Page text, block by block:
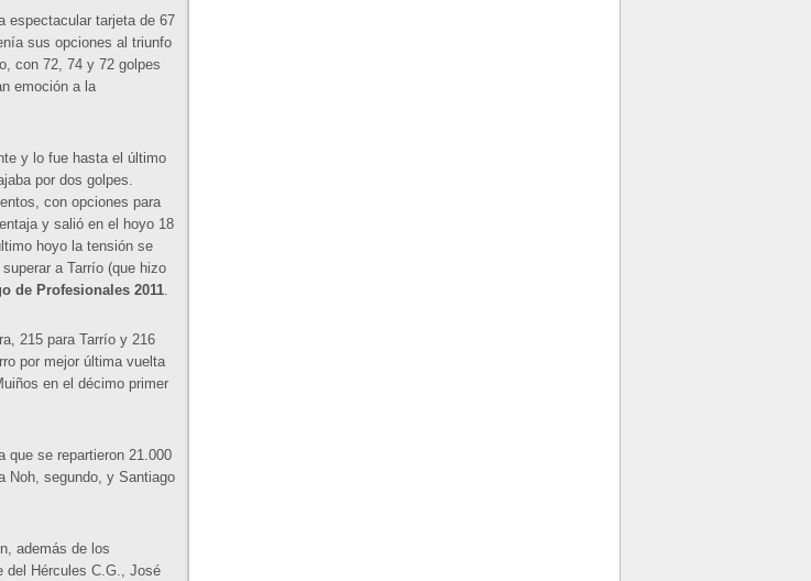
espectacular tarjeta de 67
sus opciones al triunfo
con 72, 74 y 72 golpes
emoción a la
y lo fue hasta el último
por dos golpes.
con opciones para
y salió en el hoyo 18
hoyo la tensión se
a Tarrío (que hizo
de Profesionales 2011.
215 para Tarrío y 216
por mejor última vuelta
en el décimo primer
que se repartieron 21.000
Noh, segundo, y Santiago
además de los
del Hércules C.G., José